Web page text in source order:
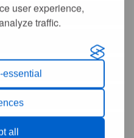
user experience,
traffic.
essential
all